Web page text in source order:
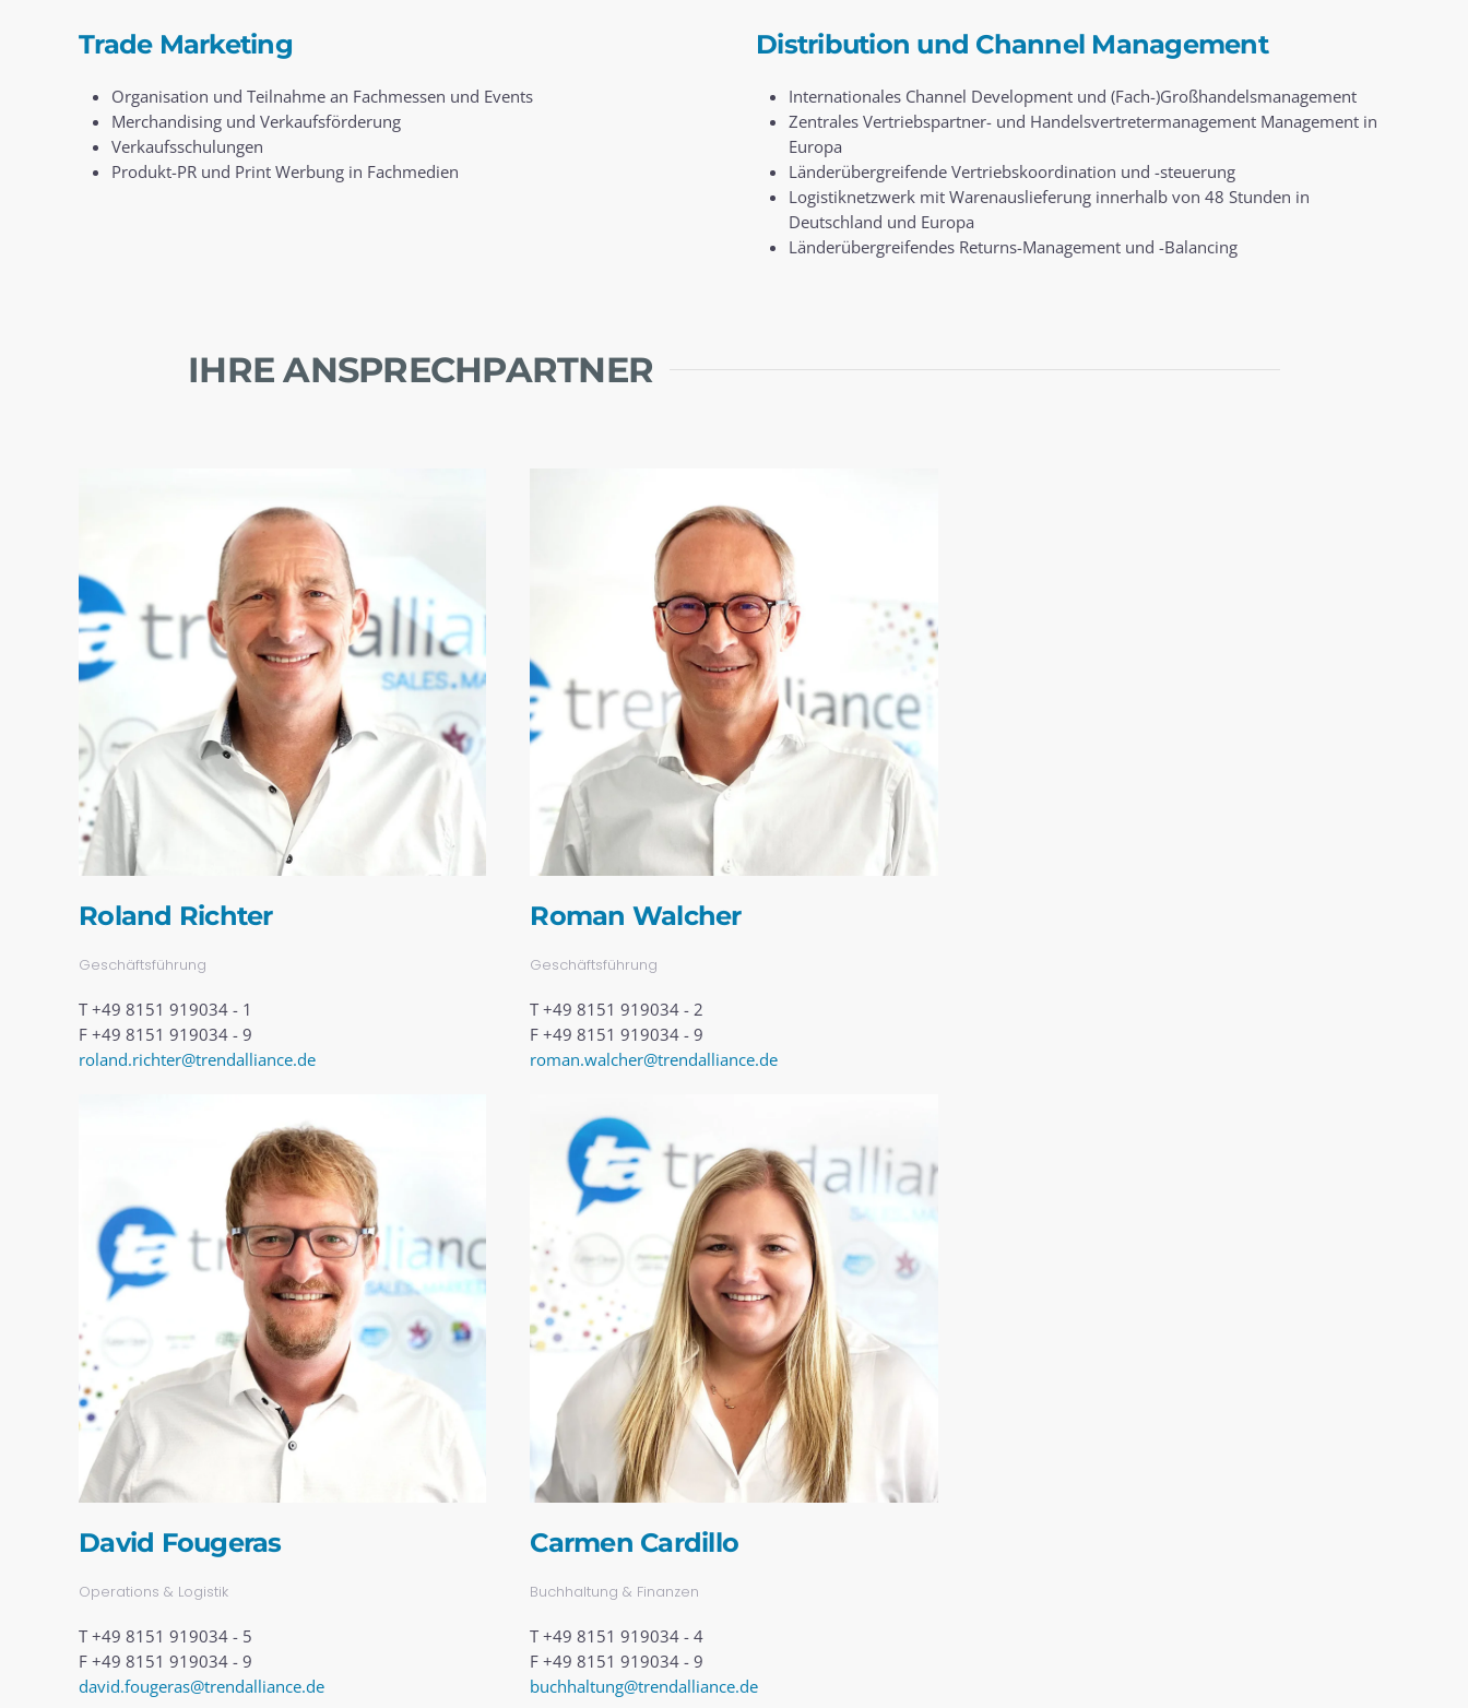
Trade Marketing
Organisation und Teilnahme an Fachmessen und Events
Merchandising und Verkaufsförderung
Verkaufsschulungen
Produkt-PR und Print Werbung in Fachmedien
Distribution und Channel Management
Internationales Channel Development und (Fach-)Großhandelsmanagement
Zentrales Vertriebspartner- und Handelsvertretermanagement Management in
Europa
Länderübergreifende Vertriebskoordination und -steuerung
Logistiknetzwerk mit Warenauslieferung innerhalb von 48 Stunden in
Deutschland und Europa
Länderübergreifendes Returns-Management und -Balancing
IHRE ANSPRECHPARTNER
Roland Richter
Geschäftsführung
T +49 8151 919034 - 1
F +49 8151 919034 - 9
roland.richter@trendalliance.de
Roman Walcher
Geschäftsführung
T +49 8151 919034 - 2
F +49 8151 919034 - 9
roman.walcher@trendalliance.de
David Fougeras
Operations & Logistik
T +49 8151 919034 - 5
F +49 8151 919034 - 9
david.fougeras@trendalliance.de
Carmen Cardillo
Buchhaltung & Finanzen
T +49 8151 919034 - 4
F +49 8151 919034 - 9
buchhaltung@trendalliance.de